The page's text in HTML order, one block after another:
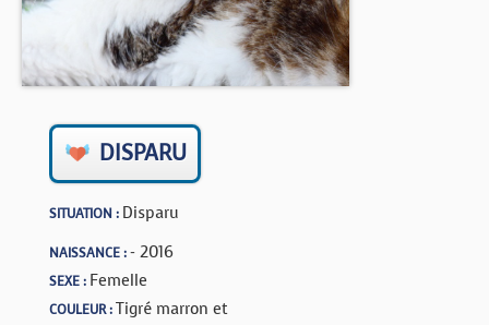
BOUTIQUE
FORUM
DISPARU
SITUATION : Disparu
NAISSANCE :- 2016
SEXE : Femelle
COULEUR :Tigré marron et